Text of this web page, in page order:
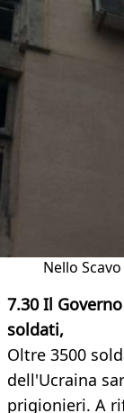
Nello Scavo
7.30 Il
soldati,
Oltre 3500
dell'Ucraina
prigionieri. A